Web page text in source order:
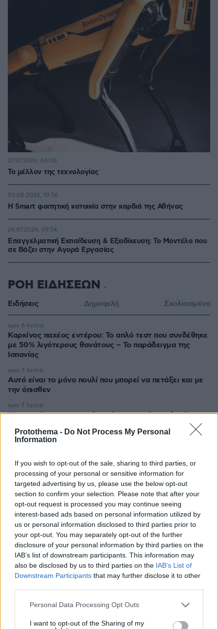
Protothema - Do Not Process My Personal
Information
If you wish to opt-out of the sale, sharing to third parties, or
processing of your personal or sensitive information for
targeted advertising by us, please use the below opt-out
section to confirm your selection. Please note that after your
opt-out request is processed you may continue seeing
interest-based ads based on personal information utilized by
us or personal information disclosed to third parties prior to
your opt-out. You may separately opt-out of the further
disclosure of your personal information by third parties on the
IAB’s list of downstream participants. This information may
also be disclosed by us to third parties on the IAB’s List of
Downstream Participants that may further disclose it to other
Please note that this website/app uses one or more Google
not limited to your visit or usage behaviour. You may click to
Personal Data Processing Opt Outs
I want to opt-out of the Sharing of my
Το μέλλον της τεχνολογίας
27.07.2026, 06:00
Η Smart φοιτητική κατοικία στην καρδιά της Αθήνας
03.08.2026, 10:56
Επαγγελματική Εκπαίδευση & Εξειδίκευση: Το Mοντέλο που
σε Bάζει στην Aγορά Eργασίας
26.07.2026, 09:54
ΡΟΗ ΕΙΔΗΣΕΩΝ
Ειδήσεις Δημοφιλή Σχολιασμένα
Καρκίνος παχέος εντέρου: Το απλό τεστ που συνδέθηκε
με 50% λιγότερους θανάτους – Το παράδειγμα της
Ισπανίας
πριν 6 λεπτά
Αυτό είναι το μόνο πουλί που μπορεί να πετάξει και με
την όπισθεν
πριν 7 λεπτά
12 απαραίτητες γευστικές στάσεις στη Θεσσαλονίκη,
πριν 7 λεπτά
Ινδονησία, ανάμεσά τους ανήλικοι και ηλικιωμένοι
πριν 8 λεπτά
Οι αλλαγές στις λεωφορειακές γραμμές που θα
ισχύσουν με τη λειτουργία της επέκτασης του Μετρό
στην Καλαμαριά
πριν 13 λεπτά
«Πόσα θέλεις για το κορίτσι;»: Τουρίστας στην Κρήτη
ζητά... τιμή για ανήλικη που κάθεται αμέριμνη, τι
καταγγέλλει ο ιδιοκτήτης επιχείρησης
Βανδάλισαν εκκλησάκι στον Σαρωνικό, προκάλεσαν
πριν 20 λεπτά
Μίλτος Μητσιάς: Ο γιος του ερμηνευτή, Μανώλη
Μητσιά, γράφει για τη Σύρο, τον τόπο-ησυχαστήριο της